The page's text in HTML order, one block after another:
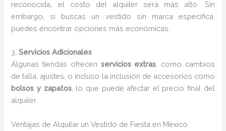
reconocida, el costo del alquiler será más alto. Sin
embargo, si buscas un vestido sin marca específica,
puedes encontrar opciones más económicas.
3.Servicios Adicionales
Algunas tiendas ofrecen servicios extras , como cambios
de talla, ajustes, o incluso la inclusión de accesorios como
bolsos y zapatos, lo que puede afectar el precio final del
alquiler.
Ventajas de Alquilar un Vestido de Fiesta en México